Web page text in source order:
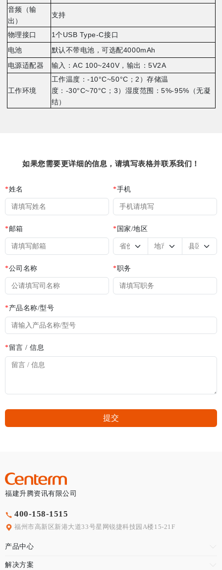
音频（输
出）
支持
物理接口 1个USB Type-C接口
电池
默认不带电池，可选配4000mAh
电源适配器
输入：AC 100~240V ，输出：5V2A
工作环境
工作温度：-10°C~50°C ； 2 ）存储温
度： -30°C~70°C ； 3）湿度范围：5%-95% （无凝
结）
如果您需要更详细的信息，请填写表格并联系我们！
*姓名 *手机
*邮箱 * 国家/地区
*公司名称 *职务
*产品名称/型号
*留言 / 信息
提交
福建升腾资讯有限公司
400-158-1515
福州市高新区新港大道33号星网锐捷科技园A楼15-21F
产品中心
解决方案